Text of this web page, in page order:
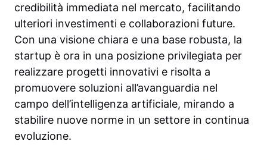
credibilità immediata nel mercato, facilitando
ulteriori investimenti e collaborazioni future.
Con una visione chiara e una base robusta, la
startup è ora in una posizione privilegiata per
realizzare progetti innovativi e risolta a
promuovere soluzioni all’avanguardia nel
campo dell’intelligenza artificiale, mirando a
stabilire nuove norme in un settore in continua
evoluzione.